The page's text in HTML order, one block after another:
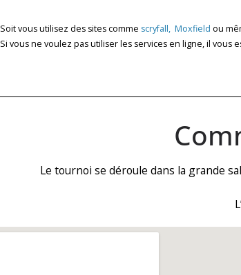
Soit vous utilisez des sites comme scryfall, Moxfield ou
Si vous ne voulez pas utiliser les services en ligne, il
Le tournoi se déroule dans la grande